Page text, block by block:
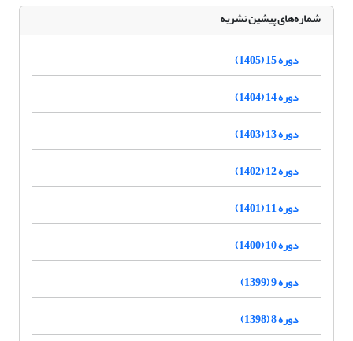
شماره‌های پیشین نشریه
دوره 15 (1405)
دوره 14 (1404)
دوره 13 (1403)
دوره 12 (1402)
دوره 11 (1401)
دوره 10 (1400)
دوره 9 (1399)
دوره 8 (1398)